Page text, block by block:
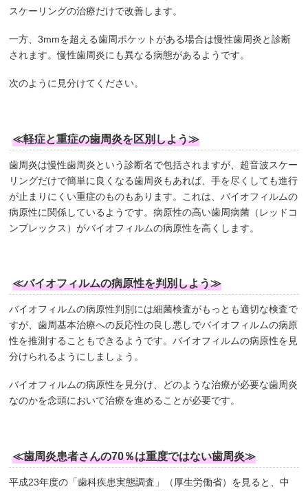
スケーリングの治療だけで改善します。
一方、3mmを超える歯周ポケットがある場合は慢性歯周炎と診断
されます。慢性歯周炎にも異なる病態があるようです。
次のように見分けてください。
≪軽症と重症の歯周炎を区別しよう≫
歯周炎は慢性歯周炎という診断名で包括されますが、超音波スケー
リングだけで簡単に良くなる歯周炎もあれば、手を尽くしても進行
が止まりにくい重症のものもあります。これは、バイオフィルムの
病原性に関係しているようです。病原性の高い歯周病菌（レッドコ
ンプレックス）がバイオフィルムの病原性を高くします。
≪バイオフィルムの病原性を判別しよう≫
バイオフィルムの病原性判別には細菌検査がもっとも適切な検査で
すが、歯周基本治療への反応性の良し悪しでバイオフィルムの病原
性を推測することもできるようです。バイオフィルムの病原性を見
分けられるようにしましょう。
バイオフィルムの病原性を見分け、どのような治療が必要な歯周炎
なのかを念頭において治療を進めることが必要です。
≪歯周炎患者さんの70％は重度ではない歯周炎≫
平成23年度の「歯科疾患実態調査」（厚生労働省）を見ると、中